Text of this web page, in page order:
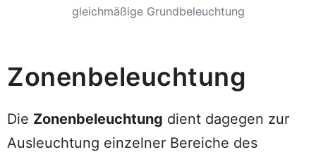
gleichmäßige Grundbeleuchtung
Zonenbeleuchtung
Die Zonenbeleuchtung dient dagegen zur
Ausleuchtung einzelner Bereiche des